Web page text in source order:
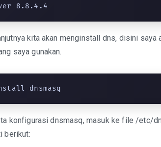
8.8.4.4
kita akan menginstall dns, disini saya
saya gunakan.
dnsmasq
konfigurasi dnsmasq, masuk ke file /etc/
berikut: